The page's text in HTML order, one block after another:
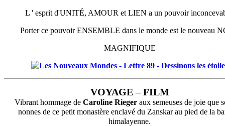
L ' esprit d'UNITÉ, AMOUR et LIEN a un pouvoir
Porter ce pouvoir ENSEMBLE dans le monde est le nouveau
MAGNIFIQUE
VOYAGE–FILM
Vibrant hommage de Caroline Rieger aux semeuses de joie que
nonnes de ce petit monastère enclavé du Zanskar au pied de la
himalayenne.